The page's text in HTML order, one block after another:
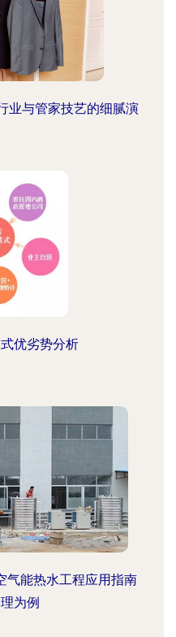
业与管家技艺的细腻演
优劣势分析
气能热水工程应用指南
为例